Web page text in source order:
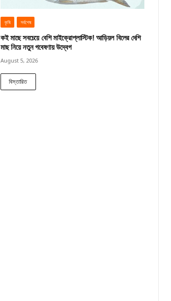
কৃষি সর্বশেষ
কই মাছে সবচেয়ে বেশি মাইক্রোপ্লাস্টিক! আড়িয়ল বিলের দেশি
মাছ নিয়ে নতুন গবেষণায় উদ্বেগ
August 5, 2026
বিস্তারিত